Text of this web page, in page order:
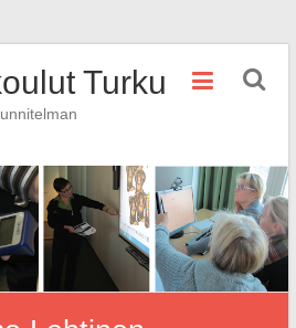
Turku